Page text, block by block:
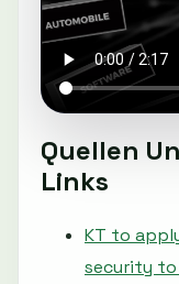
Quellen
Links
KT to
security to